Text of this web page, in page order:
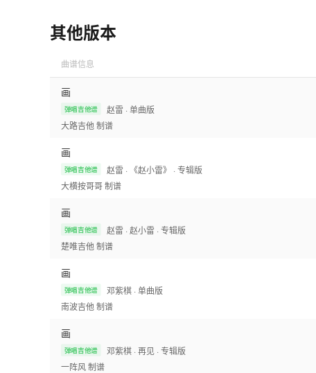
其他版本
曲谱信息
画
弹唱吉他谱 赵雷 · 单曲版
大路吉他制谱
画
弹唱吉他谱 赵雷 · 《赵小雷》 · 专辑版
大横按哥哥制谱
画
弹唱吉他谱 赵雷 · 赵小雷 · 专辑版
楚唯吉他制谱
画
弹唱吉他谱 邓紫棋 · 单曲版
南波吉他制谱
画
弹唱吉他谱 邓紫棋 · 再见 · 专辑版
一阵风制谱